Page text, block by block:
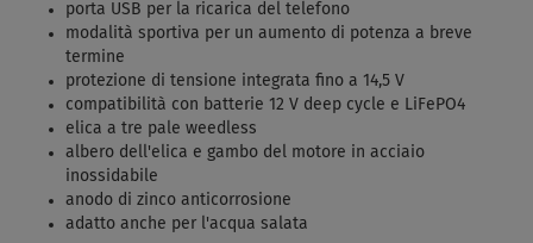
porta USB per la ricarica del telefono
modalità sportiva per un aumento di potenza a breve
termine
protezione di tensione integrata fino a 14,5 V
compatibilità con batterie 12 V deep cycle e LiFePO4
elica a tre pale weedless
albero dell'elica e gambo del motore in acciaio
inossidabile
anodo di zinco anticorrosione
adatto anche per l'acqua salata